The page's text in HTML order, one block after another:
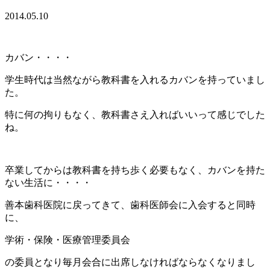
2014.05.10
カバン・・・・
学生時代は当然ながら教科書を入れるカバンを持っていまし
た。
特に何の拘りもなく、教科書さえ入ればいいって感じでした
ね。
卒業してからは教科書を持ち歩く必要もなく、カバンを持た
ない生活に・・・・
善本歯科医院に戻ってきて、歯科医師会に入会すると同時
に、
学術・保険・医療管理委員会
の委員となり毎月会合に出席しなければならなくなりまし